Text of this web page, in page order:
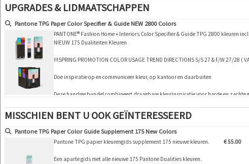
UPGRADES & LIDMAATSCHAPPEN
Pantone TPG Paper Color Specifier & Guide NEW 2800 Colors
PANTONE® Fashion Home + Interiors Color Specifier & Guide TPG 2800 kleuren
NIEUW 175 Dualiteiten Kleuren
!!!SPRING PROMOTION COLOR USAGE TREND DIRECTIONS S/S 27 & F/W 27/28 (
Doe inspiratie op en communiceer kleur, op kantoor en daarbuiten
Deze handige bundel combineert draagbare kleurinspiratie voor harde en zachte
MISSCHIEN BENT U OOK GEÏNTERESSEERD
Pantone TPG Paper Color Guide Supplement 175 New Colors
Pantone TPG papier kleurengids supplement 175 nieuwe kleuren.
Een aparte gids met alle nieuwe 175 Pantone Dualities kleuren.
€ 55.00